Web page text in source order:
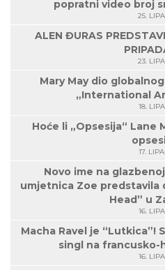
popratni video broj
25.
ALEN ĐURAS
23.
Mary May dio
„International
18.
Hoće li „Opsesija“ Lane
17.
Novo ime na
umjetnica Zoe predstavila
Head” u
16.
Macha Ravel je “Lutkica”!
singl na francusko-
16.